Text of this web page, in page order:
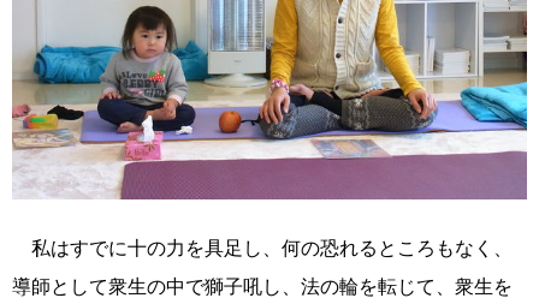
私はすでに十の力を具足し、何の恐れるところもなく、
導師として衆生の中で獅子吼し、法の輪を転じて、衆生を